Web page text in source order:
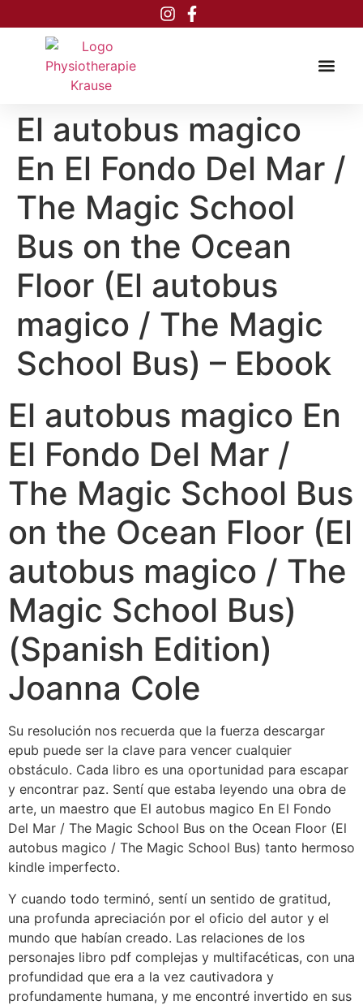
El autobus magico
En El Fondo Del Mar /
The Magic School
Bus on the Ocean
Floor (El autobus
magico / The Magic
School Bus) – Ebook
El autobus magico En
El Fondo Del Mar /
The Magic School Bus
on the Ocean Floor (El
autobus magico / The
Magic School Bus)
(Spanish Edition)
Joanna Cole
Su resolución nos recuerda que la fuerza descargar
epub puede ser la clave para vencer cualquier
obstáculo. Cada libro es una oportunidad para escapar
y encontrar paz. Sentí que estaba leyendo una obra de
arte, un maestro que El autobus magico En El Fondo
Del Mar / The Magic School Bus on the Ocean Floor (El
autobus magico / The Magic School Bus) tanto hermoso
kindle imperfecto.
Y cuando todo terminó, sentí un sentido de gratitud,
una profunda apreciación por el oficio del autor y el
mundo que habían creado. Las relaciones de los
personajes libro pdf complejas y multifacéticas, con una
profundidad que era a la vez cautivadora y
profundamente humana, y me encontré invertido en sus